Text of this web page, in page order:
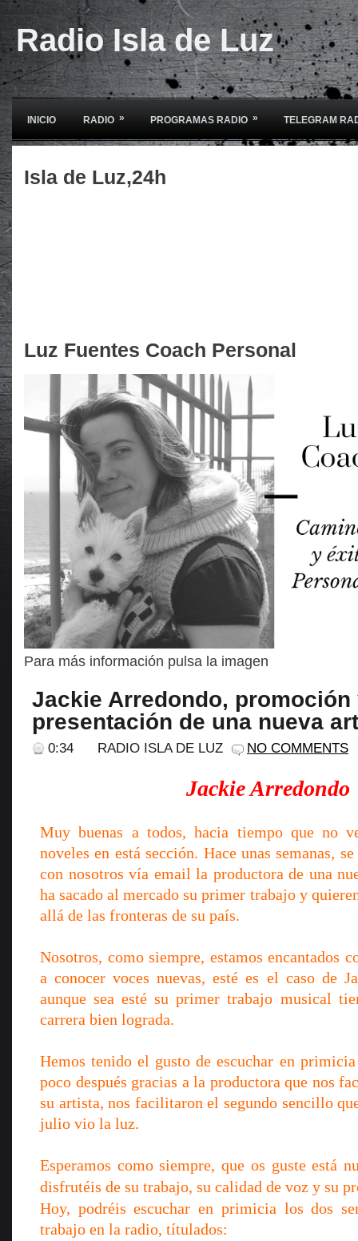
Radio Isla de Luz
INICIO RADIO » PROGRAMAS RADIO » TELEGRAM
Isla de Luz,24h
Luz Fuentes Coach Personal
Para más información pulsa la imagen
Jackie Arredondo, promoción
presentación de una nueva
0:34 RADIO ISLA DE LUZ NO COMMENTS
Jackie Arredondo
Muy buenas a todos, hacia tiempo que no
noveles en está sección. Hace unas semanas,
con nosotros vía email la productora de una
ha sacado al mercado su primer trabajo y
allá de las fronteras de su país.
Nosotros, como siempre, estamos encantados
a conocer voces nuevas, esté es el caso de
aunque sea esté su primer trabajo musical
carrera bien lograda.
Hemos tenido el gusto de escuchar en
poco después gracias a la productora que nos
su artista, nos facilitaron el segundo sencillo
julio vio la luz.
Esperamos como siempre, que os guste está
disfrutéis de su trabajo, su calidad de voz y su
Hoy, podréis escuchar en primicia los dos
trabajo en la radio, títulados: